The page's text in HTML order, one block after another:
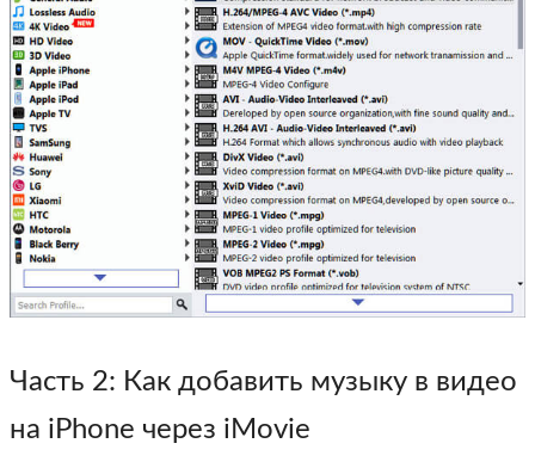
Часть 2: Как добавить музыку в видео
на iPhone через iMovie